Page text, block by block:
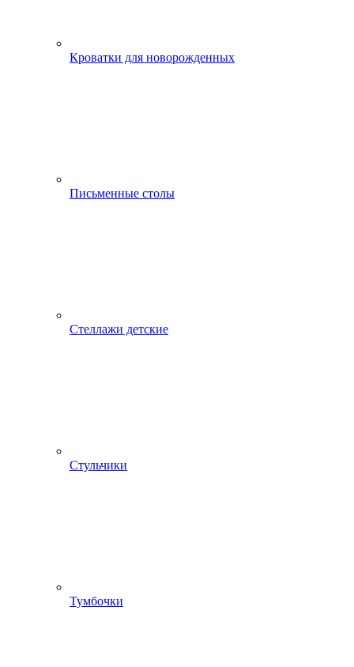
Кроватки для новорожденных
Письменные столы
Стеллажи детские
Стульчики
Тумбочки